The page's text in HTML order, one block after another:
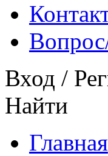
Вход /
Найти
Главная